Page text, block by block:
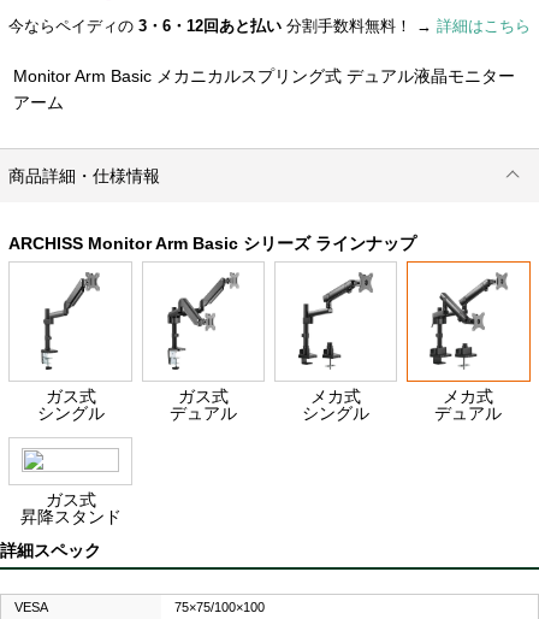
今ならペイディの 3・6・12回あと払い 分割手数料無料！ → 詳細はこちら
Monitor Arm Basic メカニカルスプリング式 デュアル液晶モニター
アーム
商品詳細・仕様情報
ARCHISS Monitor Arm Basic シリーズ ラインナップ
ガス式
シングル
ガス式
デュアル
メカ式
シングル
メカ式
デュアル
ガス式
昇降スタンド
詳細スペック
VESA
75×75/100×100